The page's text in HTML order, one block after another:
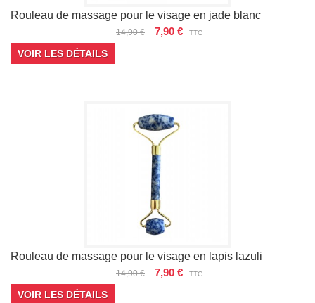
Rouleau de massage pour le visage en jade blanc
14,90 € 7,90 € TTC
VOIR LES DÉTAILS
Rouleau de massage pour le visage en lapis lazuli
14,90 € 7,90 € TTC
VOIR LES DÉTAILS